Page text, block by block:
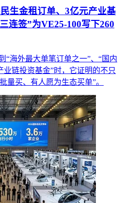
生金租订单、3亿元产业基
签”为VE25-100写下260
“海外最大单笔订单之一”、“国内
业链投资基金”时，它证明的不只
量买、有人愿为生态买单”。